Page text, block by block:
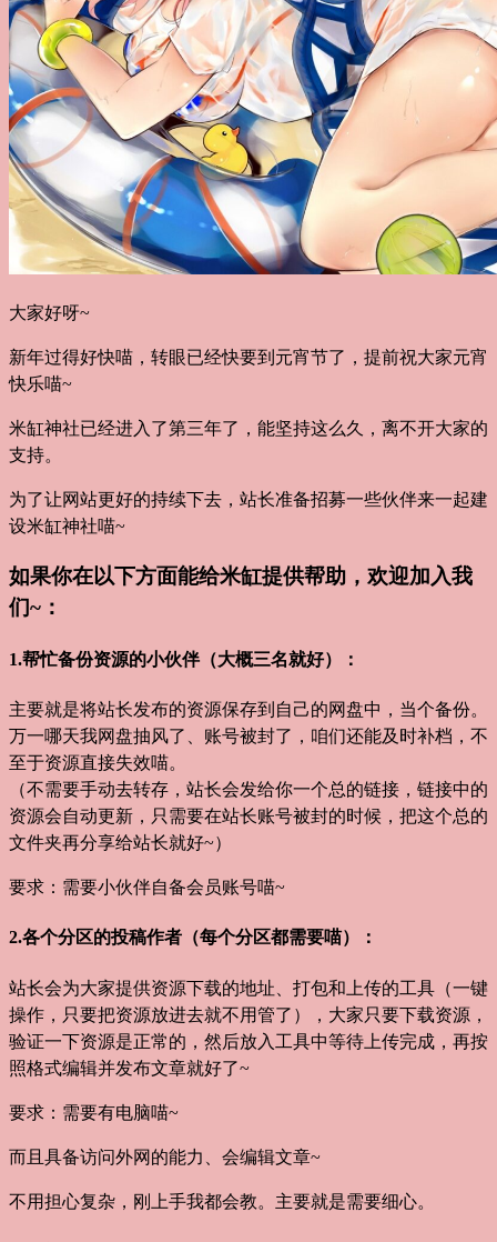
大家好呀~
新年过得好快喵，转眼已经快要到元宵节了，提前祝大家元宵
快乐喵~
米缸神社已经进入了第三年了，能坚持这么久，离不开大家的
支持。
为了让网站更好的持续下去，站长准备招募一些伙伴来一起建
设米缸神社喵~
如果你在以下方面能给米缸提供帮助，欢迎加入我
们~：
1.帮忙备份资源的小伙伴（大概三名就好）：
主要就是将站长发布的资源保存到自己的网盘中，当个备份。
万一哪天我网盘抽风了、账号被封了，咱们还能及时补档，不
至于资源直接失效喵。
（不需要手动去转存，站长会发给你一个总的链接，链接中的
资源会自动更新，只需要在站长账号被封的时候，把这个总的
文件夹再分享给站长就好~）
要求：需要小伙伴自备会员账号喵~
2.各个分区的投稿作者（每个分区都需要喵）：
站长会为大家提供资源下载的地址、打包和上传的工具（一键
操作，只要把资源放进去就不用管了），大家只要下载资源，
验证一下资源是正常的，然后放入工具中等待上传完成，再按
照格式编辑并发布文章就好了~
要求：需要有电脑喵~
而且具备访问外网的能力、会编辑文章~
不用担心复杂，刚上手我都会教。主要就是需要细心。